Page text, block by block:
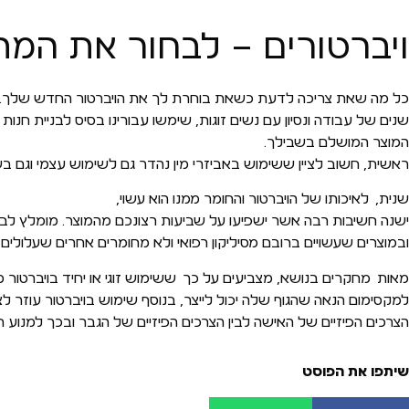
ויברטורים – לבחור את
כל מה שאת צריכה לדעת כשאת בוחרת לך את הויברטור החדש שלך.
שנים של עבודה ונסיון עם נשים זוגות, שימשו עבורינו בסיס לבניית
המוצר המושלם בשבילך.
ראשית, חשוב לציין ששימוש באביזרי מין נהדר גם לשימוש עצמי
שנית, לאיכותו של הויברטור והחומר ממנו הוא עשוי,
ישנה חשיבות רבה אשר ישפיעו על שביעות רצונכם מהמוצר. מומלץ
ובמוצרים שעשויים ברובם מסיליקון רפואי ולא מחומרים אחרים
מאות מחקרים בנושא, מצביעים על כך ששימוש זוגי או יחיד
למקסימום הנאה שהגוף שלה יכול לייצר, בנוסף שימוש בויברטור
הצרכים הפיזיים של האישה לבין הצרכים הפיזיים של הגבר ובכך
שיתפו את הפוסט